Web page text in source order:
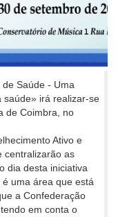
Saúde - Uma
saúde» irá realizar-se
de Coimbra, no
Ativo e
centralizarão as
dia desta iniciativa
uma área que está
a Confederação
em conta o